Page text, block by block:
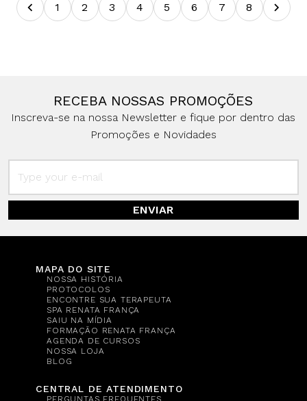
1
2 3 4 5 6 7 8
RECEBA NOSSAS PROMOÇÕES
Inscreva-se na nossa Newsletter e fique por dentro das
Promoções e Novidades
ENVIAR
MAPA DO SITE
NOSSA HISTÓRIA
PROTOCOLOS
ENCONTRE SUA TERAPEUTA
SPA RENATA FRANÇA
SAIU NA MÍDIA
FORMAÇÃO RENATA FRANÇA
AGENDA DE CURSOS
NOSSA LOJA
BLOG
CENTRAL DE ATENDIMENTO
PERGUNTAS FREQUENTES